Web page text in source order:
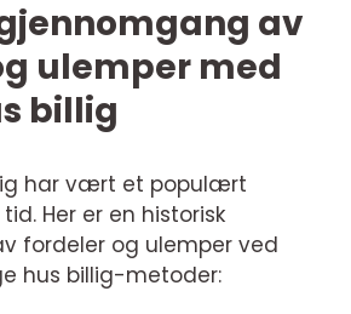
av
ulemper med
billig
har vært et populært
Her er en historisk
fordeler og ulemper ved
hus billig-metoder: